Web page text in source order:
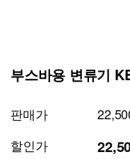
부스바용 변류기
판매가
할인가